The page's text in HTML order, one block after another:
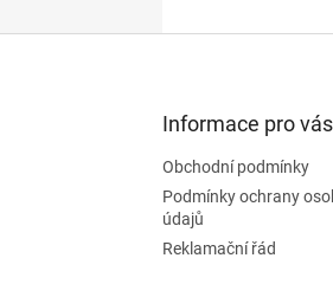
Informace pro vás
Obchodní podmínky
Podmínky ochrany
údajů
Reklamační řád